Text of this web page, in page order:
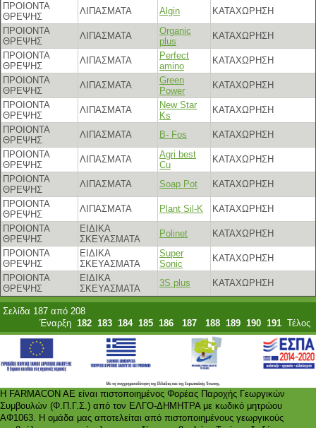
ΠΡΟΙΟΝΤΑ
ΘΡΕΨΗΣ
ΛΙΠΑΣΜΑΤΑ Algin
ΚΑΤΑΧΩΡΗΣΗ
ΠΡΟΙΟΝΤΑ
ΘΡΕΨΗΣ
ΛΙΠΑΣΜΑΤΑ
Organic
plus
ΚΑΤΑΧΩΡΗΣΗ
ΠΡΟΙΟΝΤΑ
ΘΡΕΨΗΣ
ΛΙΠΑΣΜΑΤΑ
Perfect
amino
ΚΑΤΑΧΩΡΗΣΗ
ΠΡΟΙΟΝΤΑ
ΘΡΕΨΗΣ
ΛΙΠΑΣΜΑΤΑ
Green
Power
ΚΑΤΑΧΩΡΗΣΗ
ΠΡΟΙΟΝΤΑ
ΘΡΕΨΗΣ
ΛΙΠΑΣΜΑΤΑ
New Star
Ks
ΚΑΤΑΧΩΡΗΣΗ
ΠΡΟΙΟΝΤΑ
ΘΡΕΨΗΣ
ΛΙΠΑΣΜΑΤΑ B- Fos
ΚΑΤΑΧΩΡΗΣΗ
ΠΡΟΙΟΝΤΑ
ΘΡΕΨΗΣ
ΛΙΠΑΣΜΑΤΑ
Agri best
Cu
ΚΑΤΑΧΩΡΗΣΗ
ΠΡΟΙΟΝΤΑ
ΘΡΕΨΗΣ
ΛΙΠΑΣΜΑΤΑ Soap Pot
ΚΑΤΑΧΩΡΗΣΗ
ΠΡΟΙΟΝΤΑ
ΘΡΕΨΗΣ
ΛΙΠΑΣΜΑΤΑ Plant Sil-K
ΚΑΤΑΧΩΡΗΣΗ
ΠΡΟΙΟΝΤΑ
ΘΡΕΨΗΣ
ΕΙΔΙΚΑ
ΣΚΕΥΑΣΜΑΤΑ
Polinet
ΚΑΤΑΧΩΡΗΣΗ
ΠΡΟΙΟΝΤΑ
ΘΡΕΨΗΣ
ΕΙΔΙΚΑ
ΣΚΕΥΑΣΜΑΤΑ
Super
Sonic
ΚΑΤΑΧΩΡΗΣΗ
ΠΡΟΙΟΝΤΑ
ΘΡΕΨΗΣ
ΕΙΔΙΚΑ
ΣΚΕΥΑΣΜΑΤΑ
3S plus ΚΑΤΑΧΩΡΗΣΗ
Σελίδα 187 από 208
Έναρξη 182 183 184 185 186 187 188 189 190 191 Τέλος
Η FARMACON AE είναι πιστοποιημένος Φορέας Παροχής Γεωργικών
Συμβουλών (Φ.Π.Γ.Σ.) από τον ΕΛΓΟ-ΔΗΜΗΤΡΑ με κωδικό μητρώου
ΑΦ1063. Η ομάδα μας αποτελείται από πιστοποιημένους γεωργικούς